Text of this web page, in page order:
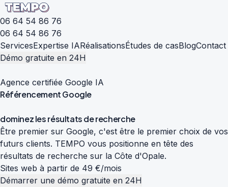
06 64 54 86 76
06 64 54 86 76
ServicesExpertise IARéalisationsÉtudes de casBlogContact
Démo gratuite en 24H
Agence certifiée Google IA
RéférencementGoogle
dominezlesrésultatsderecherche
Être premier sur Google, c'est être le premier choix de vos
futurs clients. TEMPO vous positionne en tête des
résultats de recherche sur la Côte d'Opale.
Sites web à partir de 49 €/mois
Démarrer une démo gratuite en 24H